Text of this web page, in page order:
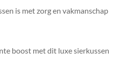
is met zorg en vakmanschap
boost met dit luxe sierkussen